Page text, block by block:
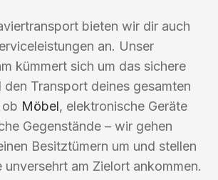
bieten wir dir auch
an. Unser
kümmert sich um das sichere
den Transport deines gesamten
ob Möbel, elektronische Geräte
Gegenstände – wir gehen
Besitztümern um und stellen
unversehrt am Zielort ankommen.